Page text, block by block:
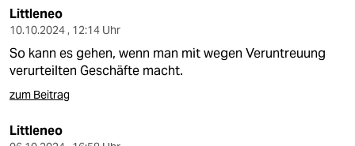
Littleneo
10.10.2024 , 12:14 Uhr
So kann es gehen, wenn man mit wegen Veruntreuung
verurteilten Geschäfte macht.
zum Beitrag
Littleneo